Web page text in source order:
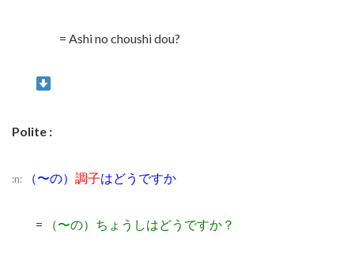
= Ashi no choushi dou?
Polite :
:n: （〜の） 調子はどうですか
= （〜の）ちょうしはどうですか？